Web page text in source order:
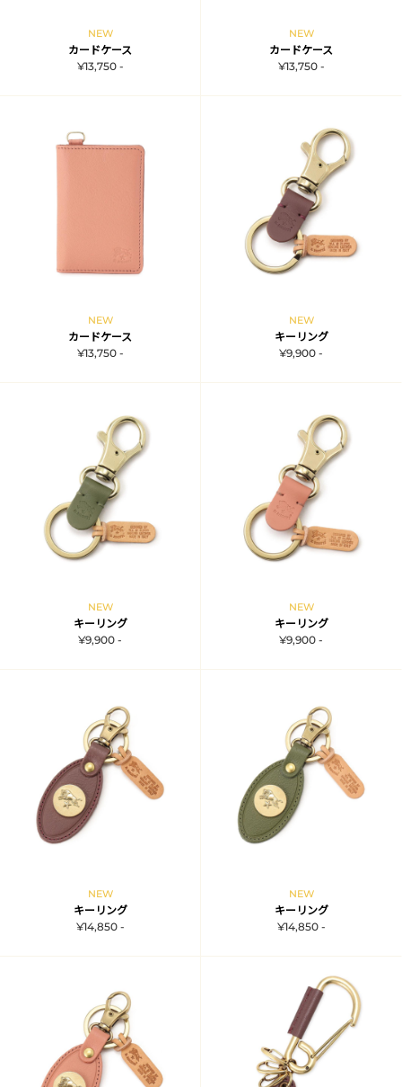
NEW
カードケース
¥13,750 -
NEW
カードケース
¥13,750 -
NEW
カードケース
¥13,750 -
NEW
キーリング
¥9,900 -
NEW
キーリング
¥9,900 -
NEW
キーリング
¥9,900 -
NEW
キーリング
¥14,850 -
NEW
キーリング
¥14,850 -